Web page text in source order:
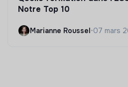
Notre Top 10
Marianne Roussel•07 mars